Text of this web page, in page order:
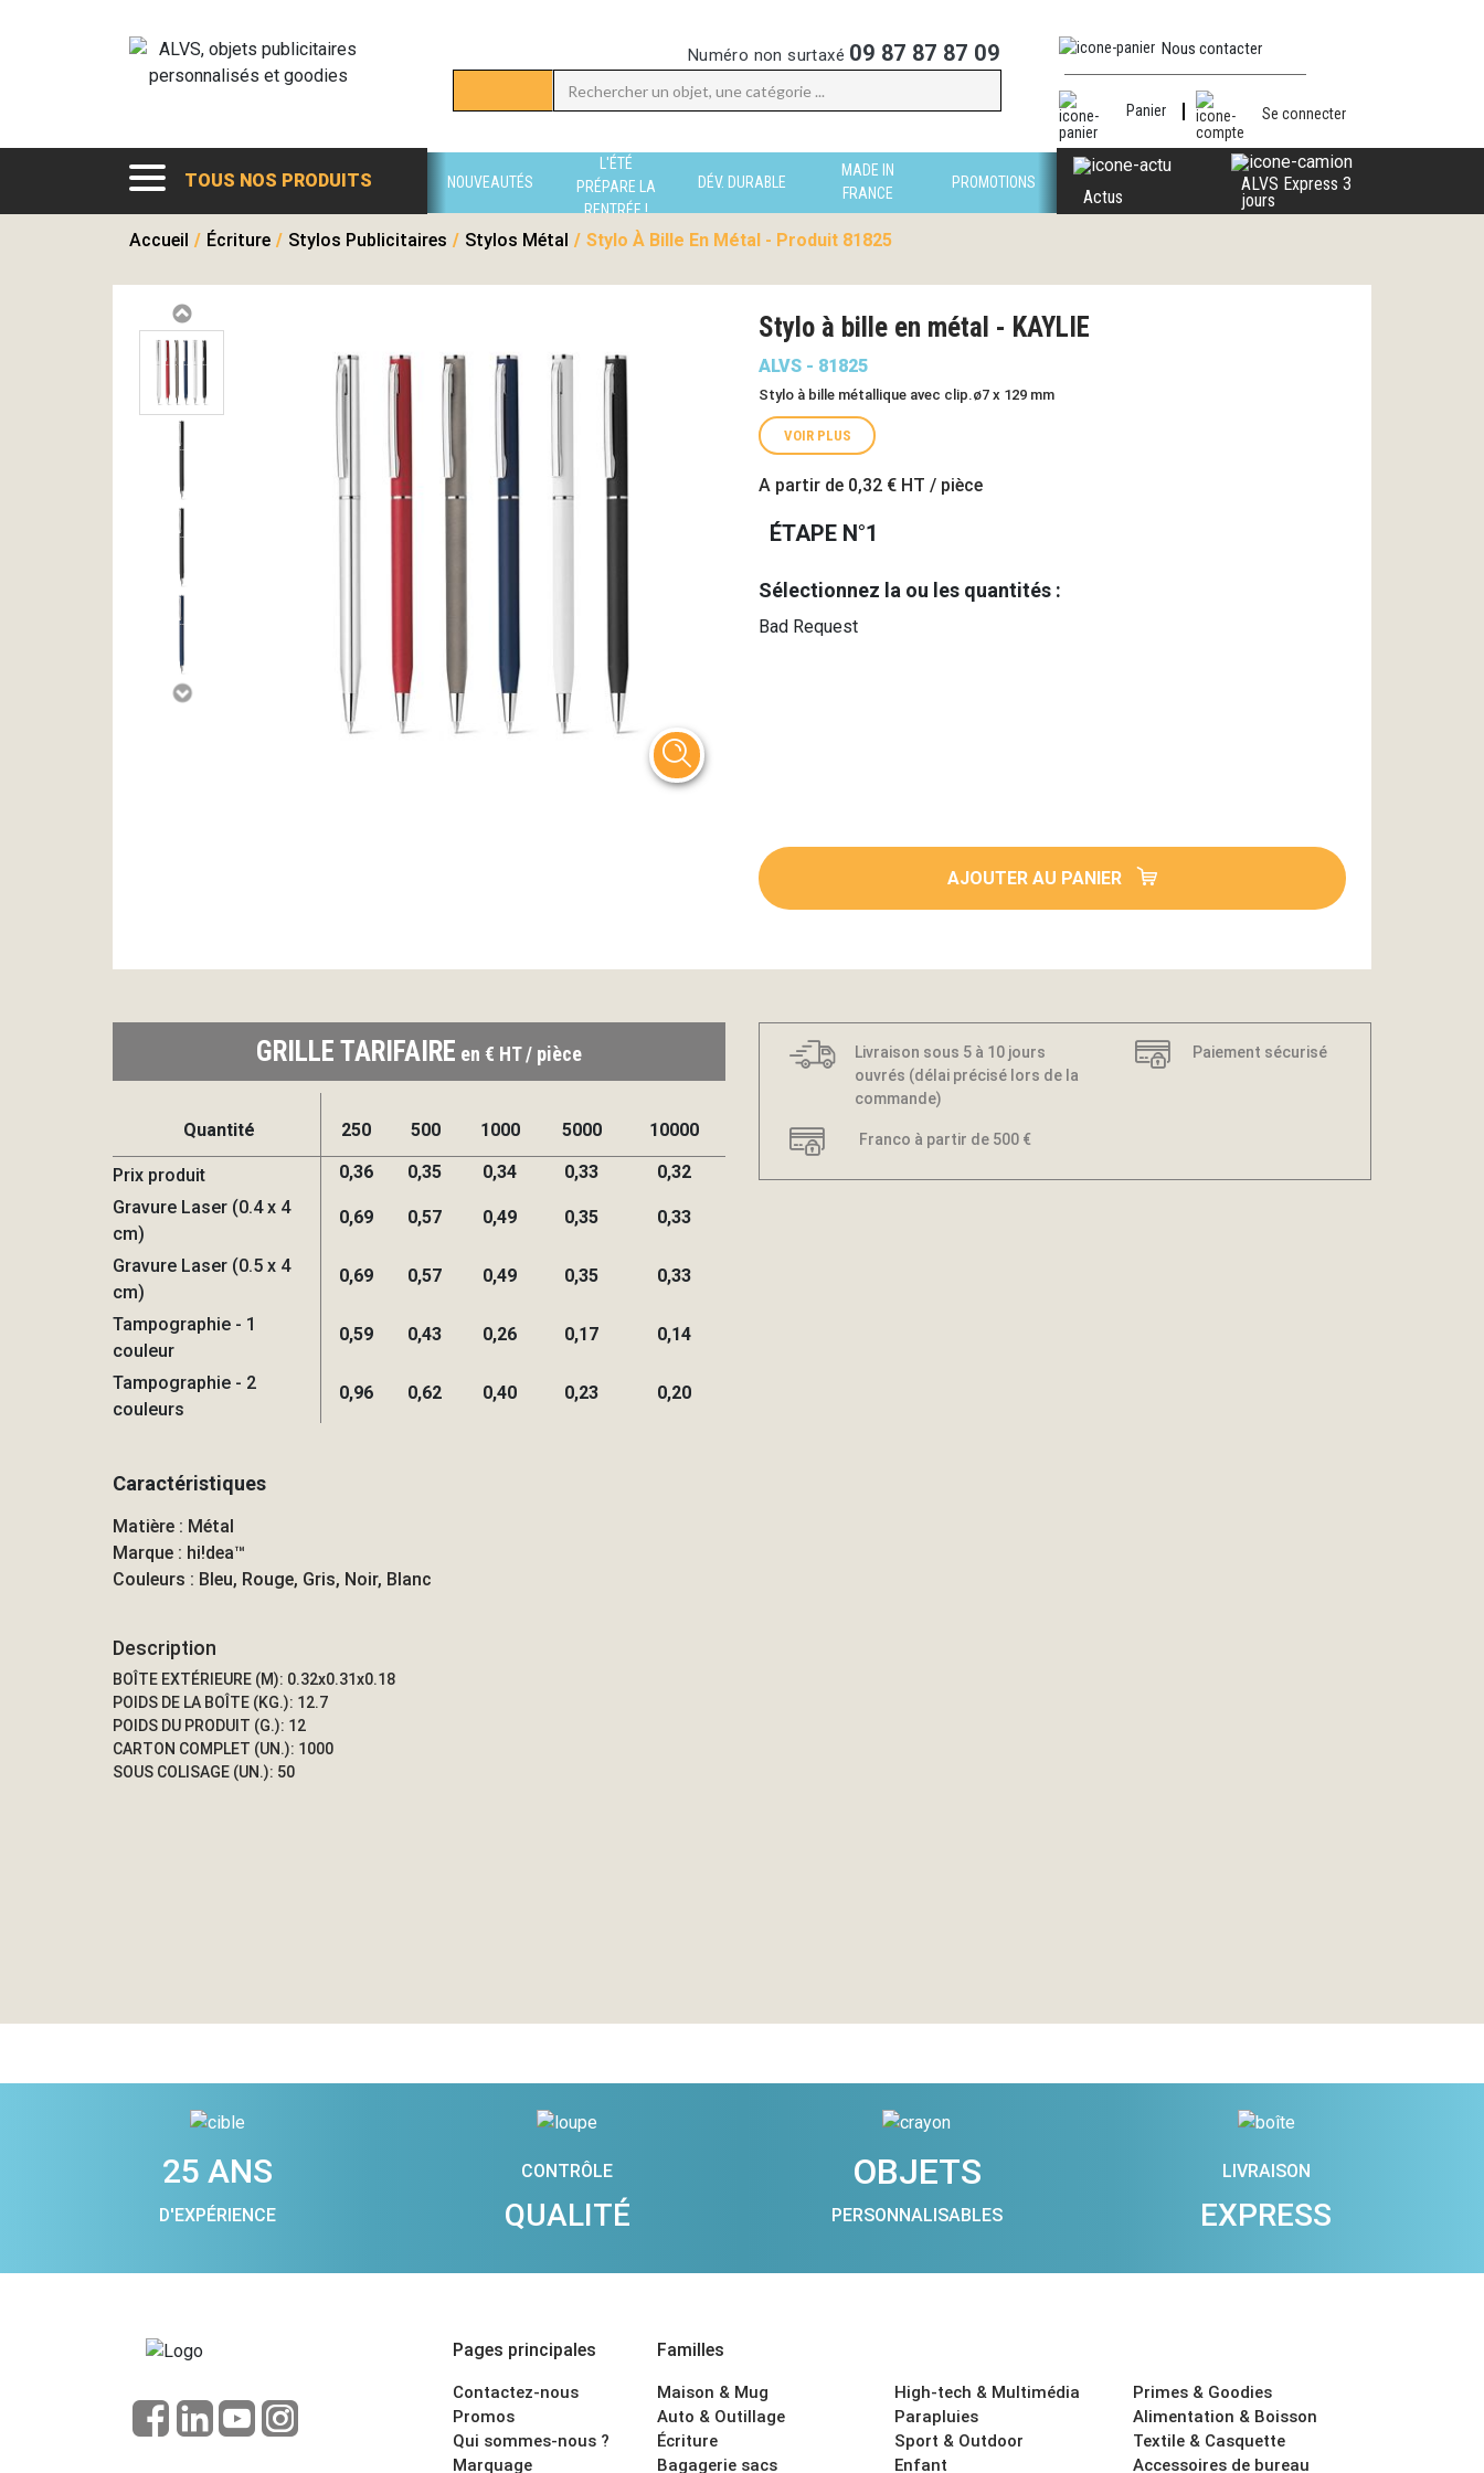
Numéro non surtaxé 09 87 87 87 09 Nous contacter
Panier Se connecter
TOUS NOS PRODUITS NOUVEAUTÉS
L'ÉTÉ
PRÉPARE LA
RENTRÉE !
DÉV. DURABLE
MADE IN
FRANCE
PROMOTIONS
Actus
ALVS Express 3
jours
Accueil / Écriture / Stylos Publicitaires / Stylos Métal / Stylo À Bille En Métal - Produit 81825
Stylo à bille en métal - KAYLIE
ALVS - 81825
Stylo à bille métallique avec clip.ø7 x 129 mm
VOIR PLUS
A partir de 0,32 € HT / pièce
ÉTAPE N°1
Sélectionnez la ou les quantités :
Bad Request
AJOUTER AU PANIER
GRILLE TARIFAIRE en € HT / pièce
Quantité 250 500 1000 5000 10000
Prix produit 0,36 0,35 0,34 0,33
0,32
Gravure Laser (0.4 x 4
cm)
0,69 0,57 0,49 0,35 0,33
Gravure Laser (0.5 x 4
cm)
0,69 0,57 0,49 0,35 0,33
Tampographie - 1
couleur
0,59 0,43 0,26 0,17 0,14
Tampographie - 2
couleurs
0,96 0,62 0,40 0,23 0,20
Caractéristiques
Matière : Métal
Marque : hi!dea™
Couleurs : Bleu, Rouge, Gris, Noir, Blanc
Description
BOÎTE EXTÉRIEURE (M): 0.32x0.31x0.18
POIDS DE LA BOÎTE (KG.): 12.7
POIDS DU PRODUIT (G.): 12
CARTON COMPLET (UN.): 1000
SOUS COLISAGE (UN.): 50
Livraison sous 5 à 10 jours
ouvrés (délai précisé lors de la
commande)
Paiement sécurisé
Franco à partir de 500 €
25 ANS
D'EXPÉRIENCE
CONTRÔLE
QUALITÉ
OBJETS
PERSONNALISABLES
LIVRAISON
EXPRESS
Pages principales
Contactez-nous
Promos
Qui sommes-nous ?
Marquage
Familles
Maison & Mug
Auto & Outillage
Écriture
Bagagerie sacs
High-tech & Multimédia
Parapluies
Sport & Outdoor
Enfant
Primes & Goodies
Alimentation & Boisson
Textile & Casquette
Accessoires de bureau